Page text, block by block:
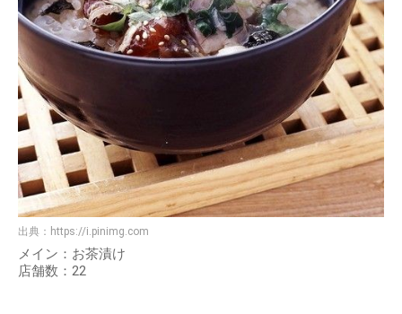
出典： https://i.pinimg.com
メイン：お茶漬け
店舗数：22